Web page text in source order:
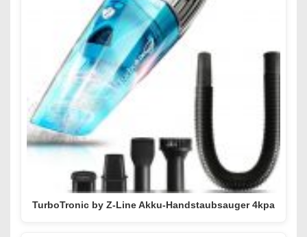
TurboTronic by Z-Line Akku-Handstaubsauger 4kpa